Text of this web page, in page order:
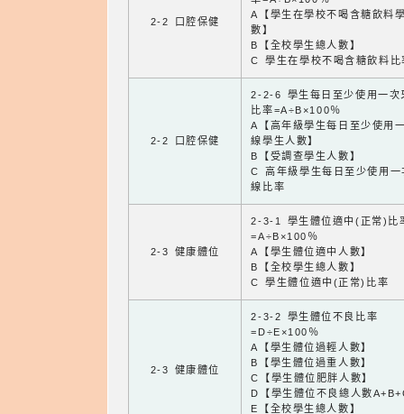
2-2 口腔保健
A【學生在學校不喝含糖飲料
數】
B【全校學生總人數】
C 學生在學校不喝含糖飲料比
2-2 口腔保健
2-2-6 學生每日至少使用一次
比率=A÷B×100％
A【高年級學生每日至少使用
線學生人數】
B【受調查學生人數】
C 高年級學生每日至少使用一
線比率
2-3 健康體位
2-3-1 學生體位適中(正常)比
=A÷B×100％
A【學生體位適中人數】
B【全校學生總人數】
C 學生體位適中(正常)比率
2-3 健康體位
2-3-2 學生體位不良比率
=D÷E×100％
A【學生體位過輕人數】
B【學生體位過重人數】
C【學生體位肥胖人數】
D【學生體位不良總人數
E【全校學生總人數】